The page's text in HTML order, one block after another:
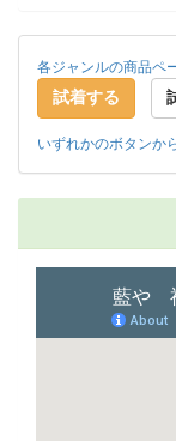
各ジャンルの商品ペ
試着する
いずれかのボタンか